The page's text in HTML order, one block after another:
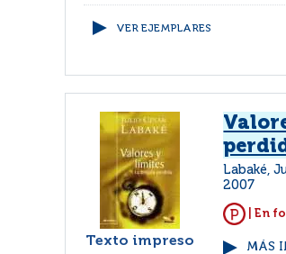
VER EJEMPLARES
Texto impreso
Labaké,
2007
| En
MÁS